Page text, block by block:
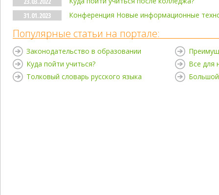
31.01.2023
Конференция Новые информационные
Популярные статьи на портале:
Законодательство в образовании
Куда пойти учиться?
Толковый словарь русского языка
Все для
Большой